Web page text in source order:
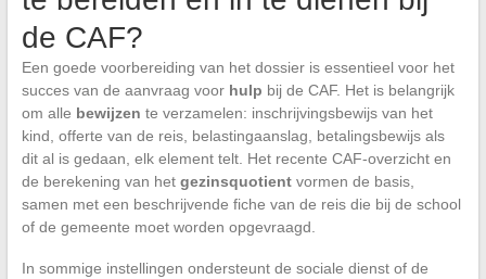
de CAF?
Een goede voorbereiding van het dossier is essentieel voor het
succes van de aanvraag voor hulp bij de CAF. Het is belangrijk
om alle bewijzen te verzamelen: inschrijvingsbewijs van het
kind, offerte van de reis, belastingaanslag, betalingsbewijs als
dit al is gedaan, elk element telt. Het recente CAF-overzicht en
de berekening van het gezinsquotientvormen de basis,
samen met een beschrijvende fiche van de reis die bij de school
of de gemeente moet worden opgevraagd.
In sommige instellingen ondersteunt de sociale dienst of de